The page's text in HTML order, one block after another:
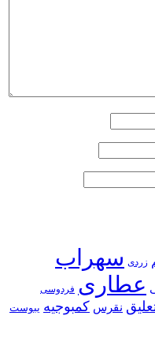
زردی سهراب
عطاری فردوسی
نقرس کمبوجیه یبوست